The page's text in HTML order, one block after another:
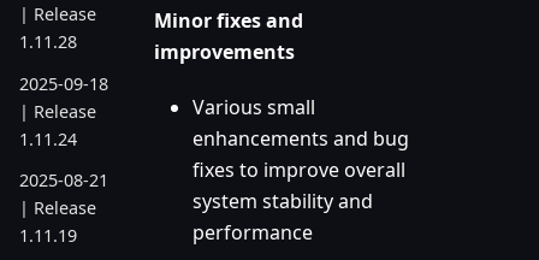
| Release
1.11.28
2025-09-18
| Release
1.11.24
2025-08-21
| Release
1.11.19
Minor fixes and
improvements
Various small
enhancements and bug
fixes to improve overall
system stability and
performance